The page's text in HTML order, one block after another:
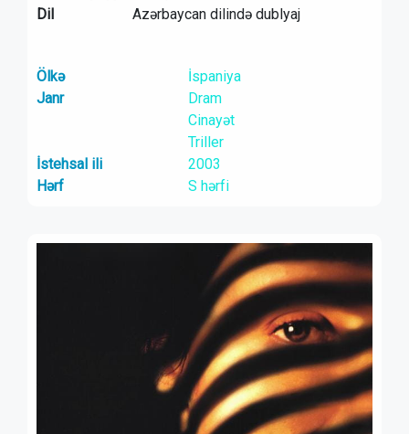
Dil
Azərbaycan dilində dublyaj
Ölkə
İspaniya
Janr
Dram
Cinayət
Triller
İstehsal ili
2003
Hərf
S hərfi